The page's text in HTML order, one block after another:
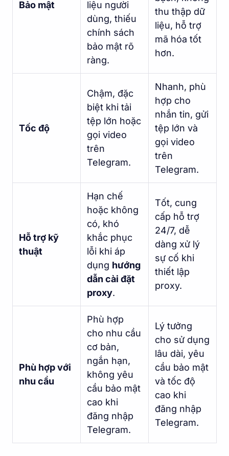
Bảo mật
liệu người
dùng, thiếu
chính sách
bảo mật rõ
ràng.
thu thập dữ
liệu, hỗ trợ
mã hóa tốt
hơn.
Tốc độ
Chậm, đặc
biệt khi tải
tệp lớn hoặc
gọi video
trên
Telegram.
Nhanh, phù
hợp cho
nhắn tin, gửi
tệp lớn và
gọi video
trên
Telegram.
Hỗ trợ kỹ
thuật
Hạn chế
hoặc không
có, khó
khắc phục
lỗi khi áp
dụng hướng
dẫn cài đặt
proxy.
Tốt, cung
cấp hỗ trợ
24/7, dễ
dàng xử lý
sự cố khi
thiết lập
proxy.
Phù hợp với
nhu cầu
Phù hợp
cho nhu cầu
cơ bản,
ngắn hạn,
không yêu
cầu bảo mật
cao khi
đăng nhập
Telegram.
Lý tưởng
cho sử dụng
lâu dài, yêu
cầu bảo mật
và tốc độ
cao khi
đăng nhập
Telegram.